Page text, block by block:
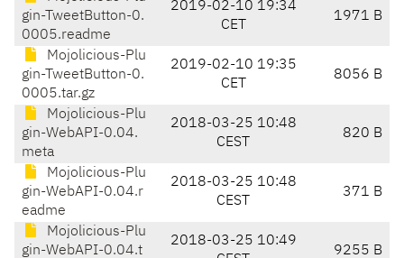
gin-TweetButton-0.
0005.readme
2019-02-10 19:34
CET
1971 B
Mojolicious-Plu
gin-TweetButton-0.
0005.tar.gz
2019-02-10 19:35
CET
8056 B
Mojolicious-Plu
gin-WebAPI-0.04.
meta
2018-03-25 10:48
CEST
820 B
Mojolicious-Plu
gin-WebAPI-0.04.r
eadme
2018-03-25 10:48
CEST
371 B
Mojolicious-Plu
gin-WebAPI-0.04.t
2018-03-25 10:49
9255 B